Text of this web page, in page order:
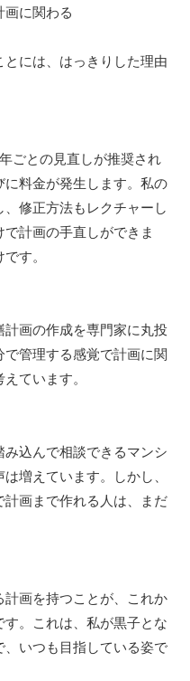
に関わる
には、はっきりした理由
ごとの見直しが推奨され
料金が発生します。私の
修正方法もレクチャーし
計画の手直しができま
す。
画の作成を専門家に丸投
管理する感覚で計画に関
ています。
込んで相談できるマンシ
増えています。しかし、
画まで作れる人は、まだ
画を持つことが、これか
。これは、私が黒子とな
いつも目指している姿で